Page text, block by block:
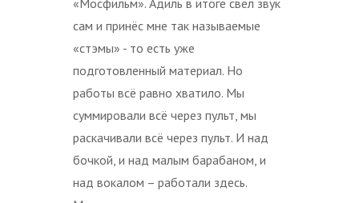
сам и принёс мне так называемые
«стэмы» - то есть уже
подготовленный материал. Но
работы всё равно хватило. Мы
суммировали всё через пульт, мы
раскачивали всё через пульт. И над
бочкой, и над малым барабаном, и
над вокалом – работали здесь.